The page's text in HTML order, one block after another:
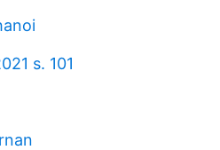
s. 101